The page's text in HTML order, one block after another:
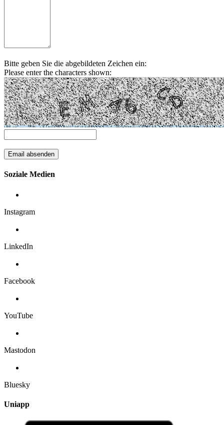
Bitte geben Sie die abgebildeten Zeichen ein:
Please enter the characters shown:
Soziale Medien
Instagram
LinkedIn
Facebook
YouTube
Mastodon
Bluesky
Uniapp